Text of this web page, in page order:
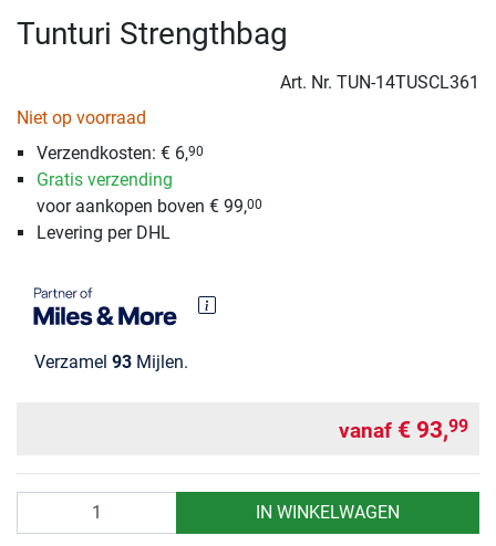
Tunturi Strengthbag
Art. Nr. TUN-14TUSCL361
Niet op voorraad
Verzendkosten: € 6,90
Gratis verzending
voor aankopen boven € 99,00
Levering per DHL
Verzamel 93 Mijlen.
vanaf € 93,99
IN WINKELWAGEN